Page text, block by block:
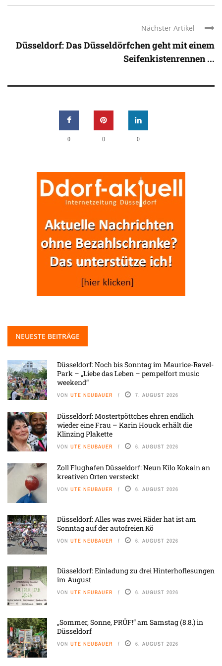
Nächster Artikel
Düsseldorf: Das Düsseldörfchen geht mit einem
Seifenkistenrennen ...
0 0 0
NEUESTE BEITRÄGE
Düsseldorf: Noch bis Sonntag im Maurice-Ravel-
Park – „Liebe das Leben – pempelfort music
weekend“
VON UTE NEUBAUER 7. AUGUST 2026
Düsseldorf: Mostertpöttches ehren endlich
wieder eine Frau – Karin Houck erhält die
Klinzing Plakette
VON UTE NEUBAUER 6. AUGUST 2026
Zoll Flughafen Düsseldorf: Neun Kilo Kokain an
kreativen Orten versteckt
VON UTE NEUBAUER 6. AUGUST 2026
Düsseldorf: Alles was zwei Räder hat ist am
Sonntag auf der autofreien Kö
VON UTE NEUBAUER 6. AUGUST 2026
Düsseldorf: Einladung zu drei Hinterhoflesungen
im August
VON UTE NEUBAUER 6. AUGUST 2026
„Sommer, Sonne, PRÜF!“ am Samstag (8.8.) in
Düsseldorf
VON UTE NEUBAUER 6. AUGUST 2026